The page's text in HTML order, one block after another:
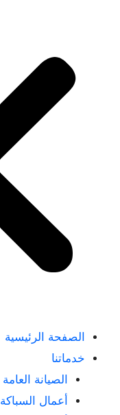
الصفحة الرئيسية
خدماتنا
الصيانة العامة
أعمال السباكة